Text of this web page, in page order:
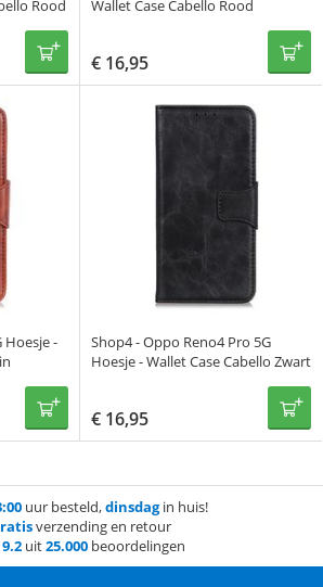
Rood
Wallet Case Cabello Rood
€ 16,95
Hoesje -
Shop4 - Oppo Reno4 Pro 5G
Hoesje - Wallet Case Cabello Zwart
€ 16,95
uur besteld,dinsdagin huis!
verzending en retour
9.2 uit25.000 beoordelingen